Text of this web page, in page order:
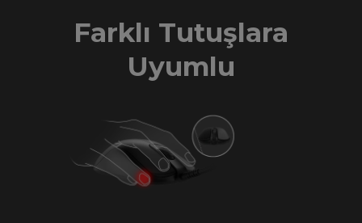
Farklı Tutuşlara
Uyumlu